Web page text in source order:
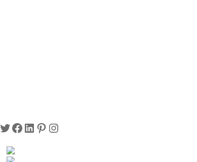
Twitter
Facebook
LinkedIn
Pinterest
Instagram